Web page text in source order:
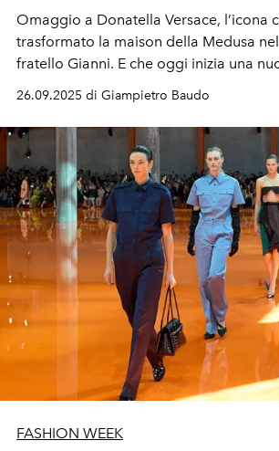
Omaggio a Donatella Versace, l’icona
trasformato la maison della Medusa
fratello Gianni. E che oggi inizia una
26.09.2025 di Giampietro Baudo
FASHION WEEK